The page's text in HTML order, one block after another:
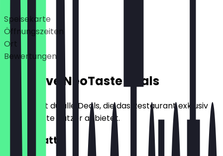
Deals
Speisekarte
Öffnungszeiten
Ort
Bewertungen
Exklusive NeoTaste Deals
Hier findest du alle Deals, die das Restaurant exklusiv
für NeoTaste Nutzer anbietet.
10€ Rabatt